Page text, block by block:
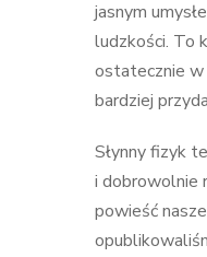
jasnym
ludzkości. To
ostatecznie w
bardziej
Słynny fizyk
i dobrowolnie
powieść